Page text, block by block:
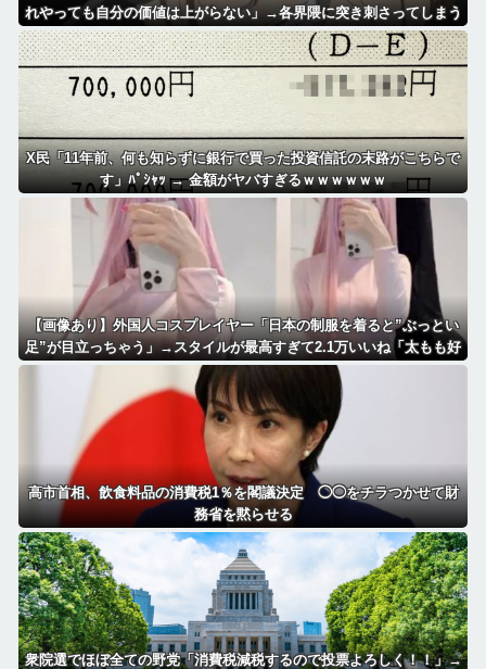
れやっても自分の価値は上がらない」→各界隈に突き刺さってしまう
X民「11年前、何も知らずに銀行で買った投資信託の末路がこちらで
す」ﾊﾟｼｬｯ → 金額がヤバすぎるｗｗｗｗｗｗ
【画像あり】外国人コスプレイヤー「日本の制服を着ると”ぶっとい
足”が目立っちゃう」→スタイルが最高すぎて2.1万いいね「太もも好
きにはたまらん」「いいべ」
高市首相、飲食料品の消費税1％を閣議決定 ◯◯をチラつかせて財
務省を黙らせる
衆院選でほぼ全ての野党「消費税減税するので投票よろしく！！」→